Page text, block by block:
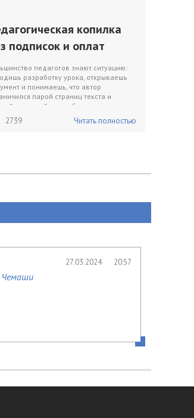
копилка
подписок и оплат
педагогов знают ситуацию:
разработку урока, открываешь
и понимаешь, что автор
парой страниц текста и
«дальнейшую раб...
2739 Читать полностью
27.03.2024 20:57
Чемаши